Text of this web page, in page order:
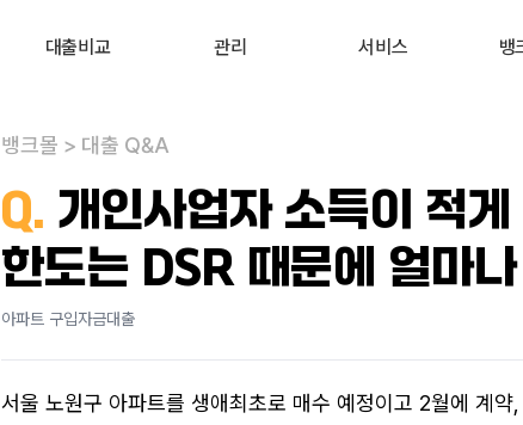
대출비교 관리 서비스 뱅
대출상담사 찾기
사업자대출
전세대출
신용대출
개인회생자대출
내 대출 관리
내 부동산 관리
투자 상품비교
뱅크몰 > 대출 Q&A
Q. 개인사업자 소득이 적게
한도는 DSR 때문에 얼마
아파트 구입자금대출
서울 노원구 아파트를 생애최초로 매수 예정이고 2월에 계